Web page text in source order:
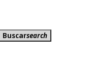
Buscarsearch